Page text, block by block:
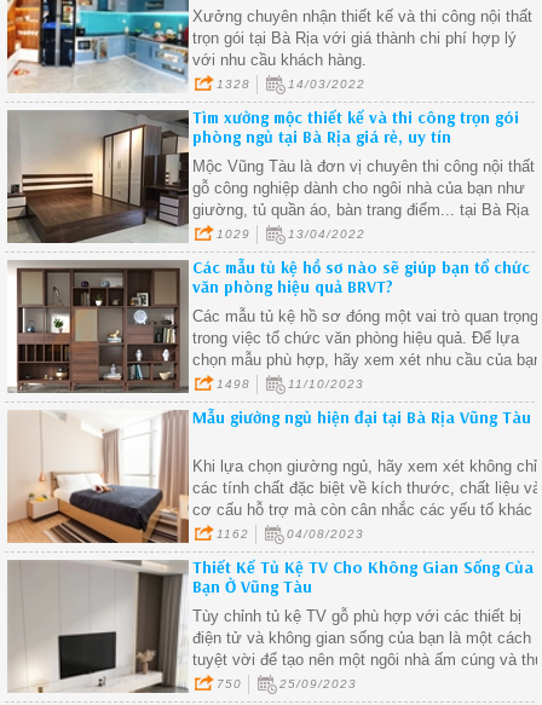
Xưởng chuyên nhận thiết kế và thi công nội thất
trọn gói tại Bà Rịa với giá thành chi phí hợp lý
với nhu cầu khách hàng.
1328 14/03/2022
Tìm xưởng mộc thiết kế và thi công trọn gói
phòng ngủ tại Bà Rịa giá rẻ, uy tín
Mộc Vũng Tàu là đơn vị chuyên thi công nội thất
gỗ công nghiệp dành cho ngôi nhà của bạn như
giường, tủ quần áo, bàn trang điểm... tại Bà Rịa
với giá cạnh tranh nhất thị trường.
1029 13/04/2022
Các mẫu tủ kệ hồ sơ nào sẽ giúp bạn tổ chức
văn phòng hiệu quả BRVT?
Các mẫu tủ kệ hồ sơ đóng một vai trò quan trọng
trong việc tổ chức văn phòng hiệu quả. Để lựa
chọn mẫu phù hợp, hãy xem xét nhu cầu của bạn
về không gian, tổ chức, bảo mật và thẩm mỹ.
1498 11/10/2023
Mẫu giường ngủ hiện đại tại Bà Rịa Vũng Tàu
Khi lựa chọn giường ngủ, hãy xem xét không chỉ
các tính chất đặc biệt về kích thước, chất liệu và
cơ cấu hỗ trợ mà còn cân nhắc các yếu tố khác
như khả năng điều chỉnh, lưu trữ, thiết kế và tính
năng tiện ích.
1162 04/08/2023
Thiết Kế Tủ Kệ TV Cho Không Gian Sống Của
Bạn Ở Vũng Tàu
Tùy chỉnh tủ kệ TV gỗ phù hợp với các thiết bị
điện tử và không gian sống của bạn là một cách
tuyệt vời để tạo nên một ngôi nhà ấm cúng và
vị. 750 25/09/2023